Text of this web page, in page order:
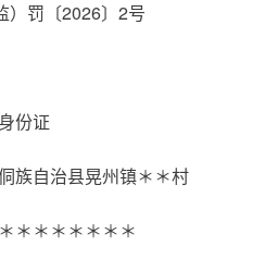
）罚〔2026〕2号
：身份证
族自治县晃州镇＊＊村
＊＊＊＊＊＊＊